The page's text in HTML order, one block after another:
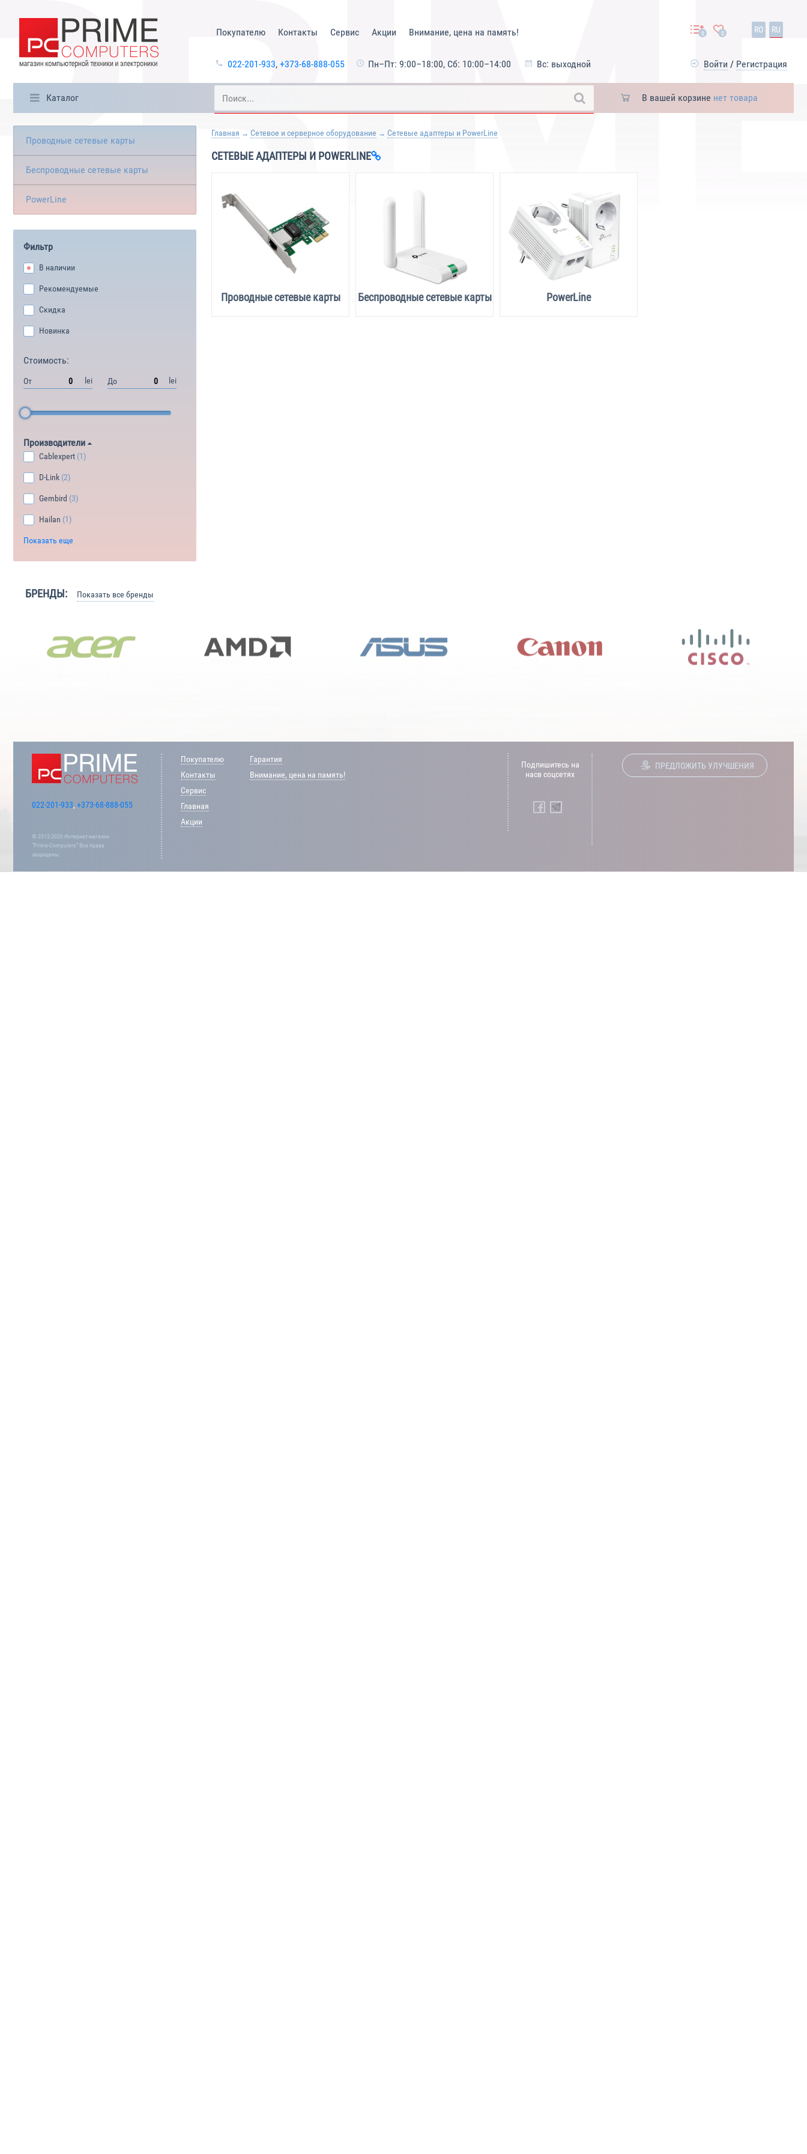
Покупателю Контакты Сервис Акции Внимание, цена на память!
022-201-933, +373-68-888-055 Пн–Пт: 9:00–18:00, Сб: 10:00–14:00 Вс: выходной
0 0 RO RU
Войти / Регистрация
Каталог В вашей корзине нет товара
Проводные сетевые карты
Беспроводные сетевые карты
PowerLine
Фильтр
В наличии
Рекомендуемые
Скидка
Новинка
Стоимость:
От lei До lei
Производители
Cablexpert (1)
D-Link (2)
Gembird (3)
Hailan (1)
Показать еще
Главная Сетевое и серверное оборудование Сетевые адаптеры и PowerLine
СЕТЕВЫЕ АДАПТЕРЫ И POWERLINE
Проводные сетевые карты Беспроводные сетевые карты PowerLine
БРЕНДЫ: Показать все бренды
022-201-933, +373-68-888-055
© 2012-2026 Интернет-магазин
“Prime-Computers” Все права
защищены.
Покупателю
Контакты
Сервис
Главная
Акции
Гарантия
Внимание, цена на память!
Подпишитесь на
насв соцсетях
ПРЕДЛОЖИТЬ УЛУЧШЕНИЯ